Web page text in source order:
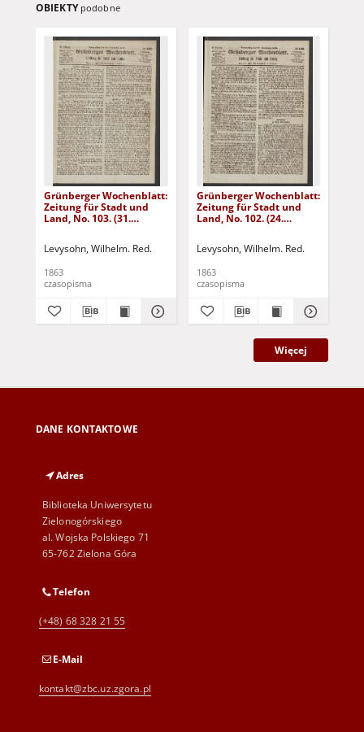
OBIEKTY podobne
Grünberger Wochenblatt:
Zeitung für Stadt und
Land, No. 103. (31.
Levysohn, Wilhelm. Red.
1863
czasopisma
Grünberger Wochenblatt:
Zeitung für Stadt und
Land, No. 102. (24.
Levysohn, Wilhelm. Red.
1863
czasopisma
Więcej
DANE KONTAKTOWE
Adres
Biblioteka Uniwersytetu
Zielonogórskiego
al. Wojska Polskiego 71
65-762 Zielona Góra
Telefon
(+48) 68 328 21 55
E-Mail
kontakt@zbc.uz.zgora.pl